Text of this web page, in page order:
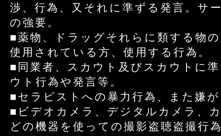
渉、行為、又それに準ずる発言。サ
の強要。
■薬物、ドラッグそれらに類する物
使用されている方、使用する行為。
■同業者、スカウト及びスカウトに
ウト行為や発言等。
■セラピストへの暴力行為、また嫌
■ビデオカメラ、デジタルカメラ、
どの機器を使っての撮影盗聴盗撮行